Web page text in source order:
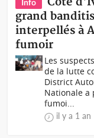
Info
grand
interpellés à
fumoir
Les
de la lutte
District
Nationale a
fumoi...
il y a 1 an